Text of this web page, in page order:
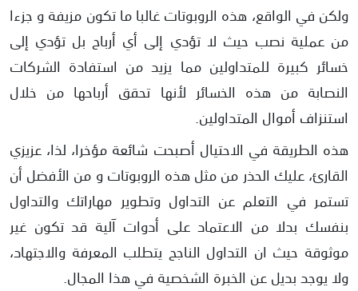
ولكن في الواقع، هذه الروبوتات غالبا ما تكون مزيفة و جزءا
من عملية نصب حيث لا تؤدي إلى أي أرباح بل تؤدي إلى
خسائر كبيرة للمتداولين مما يزيد من استفادة الشركات
النصابة من هذه الخسائر لأنها تحقق أرباحها من خلال
استنزاف أموال المتداولين.
هذه الطريقة في الاحتيال أصبحت شائعة مؤخرا، لذا، عزيزي
القارئ، عليك الحذر من مثل هذه الروبوتات و من الأفضل أن
تستمر في التعلم عن التداول وتطوير مهاراتك والتداول
بنفسك بدلا من الاعتماد على أدوات آلية قد تكون غير
موثوقة حيث ان التداول الناجح يتطلب المعرفة والاجتهاد،
ولا يوجد بديل عن الخبرة الشخصية في هذا المجال.